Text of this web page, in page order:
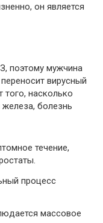
он является
поэтому мужчина
вирусный
того, насколько
железа, болезнь
течение,
процесс
массовое